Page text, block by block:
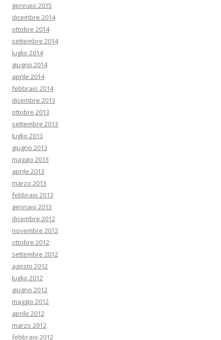
gennaio 2015
dicembre 2014
ottobre 2014
settembre 2014
luglio 2014
giugno 2014
aprile 2014
febbraio 2014
dicembre 2013
ottobre 2013
settembre 2013
luglio 2013
giugno 2013
maggio 2013
aprile 2013
marzo 2013
febbraio 2013
gennaio 2013
dicembre 2012
novembre 2012
ottobre 2012
settembre 2012
agosto 2012
luglio 2012
giugno 2012
maggio 2012
aprile 2012
marzo 2012
febbraio 2012